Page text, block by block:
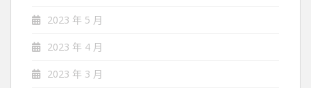
2023 年 5 月
2023 年 4 月
2023 年 3 月